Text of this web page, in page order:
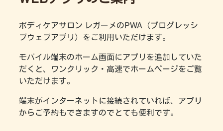
ボディケアサロン レガーメのPWA（プログレッシ
ブウェブアプリ）をご利用いただけます。
モバイル端末のホーム画面にアプリを追加していた
だくと、ワンクリック・高速でホームページをご覧
いただけます。
端末がインターネットに接続されていれば、アプリ
からご予約もできますのでとても便利です。